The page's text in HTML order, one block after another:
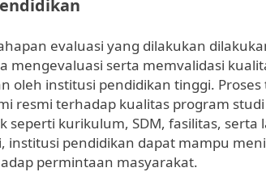
evaluasi yang dilakukan
mengevaluasi serta memvalidasi
oleh institusi pendidikan tinggi.
resmi terhadap kualitas program
seperti kurikulum, SDM, fasilitas, serta
institusi pendidikan dapat mampu
permintaan masyarakat.